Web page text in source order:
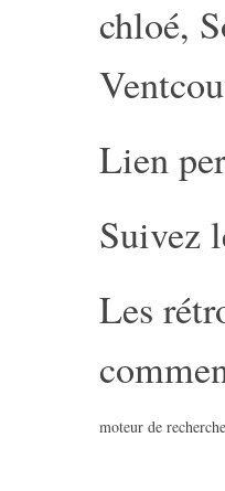
chloé,
Lien
Suivez
Les
moteur de